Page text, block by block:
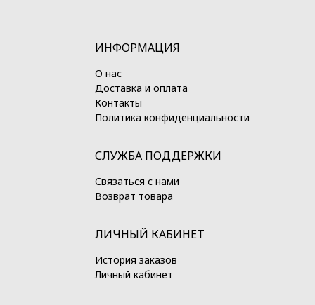
ИНФОРМАЦИЯ
О нас
Доставка и оплата
Контакты
Политика конфиденциальности
СЛУЖБА ПОДДЕРЖКИ
Связаться с нами
Возврат товара
ЛИЧНЫЙ КАБИНЕТ
История заказов
Личный кабинет